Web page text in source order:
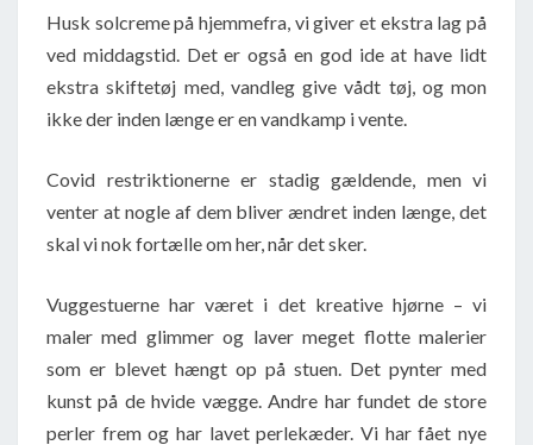
Husk solcreme på hjemmefra, vi giver et ekstra lag på
ved middagstid. Det er også en god ide at have lidt
ekstra skiftetøj med, vandleg give vådt tøj, og mon
ikke der inden længe er en vandkamp i vente.
Covid restriktionerne er stadig gældende, men vi
venter at nogle af dem bliver ændret inden længe, det
skal vi nok fortælle om her, når det sker.
Vuggestuerne har været i det kreative hjørne – vi
maler med glimmer og laver meget flotte malerier
som er blevet hængt op på stuen. Det pynter med
kunst på de hvide vægge. Andre har fundet de store
perler frem og har lavet perlekæder. Vi har fået nye